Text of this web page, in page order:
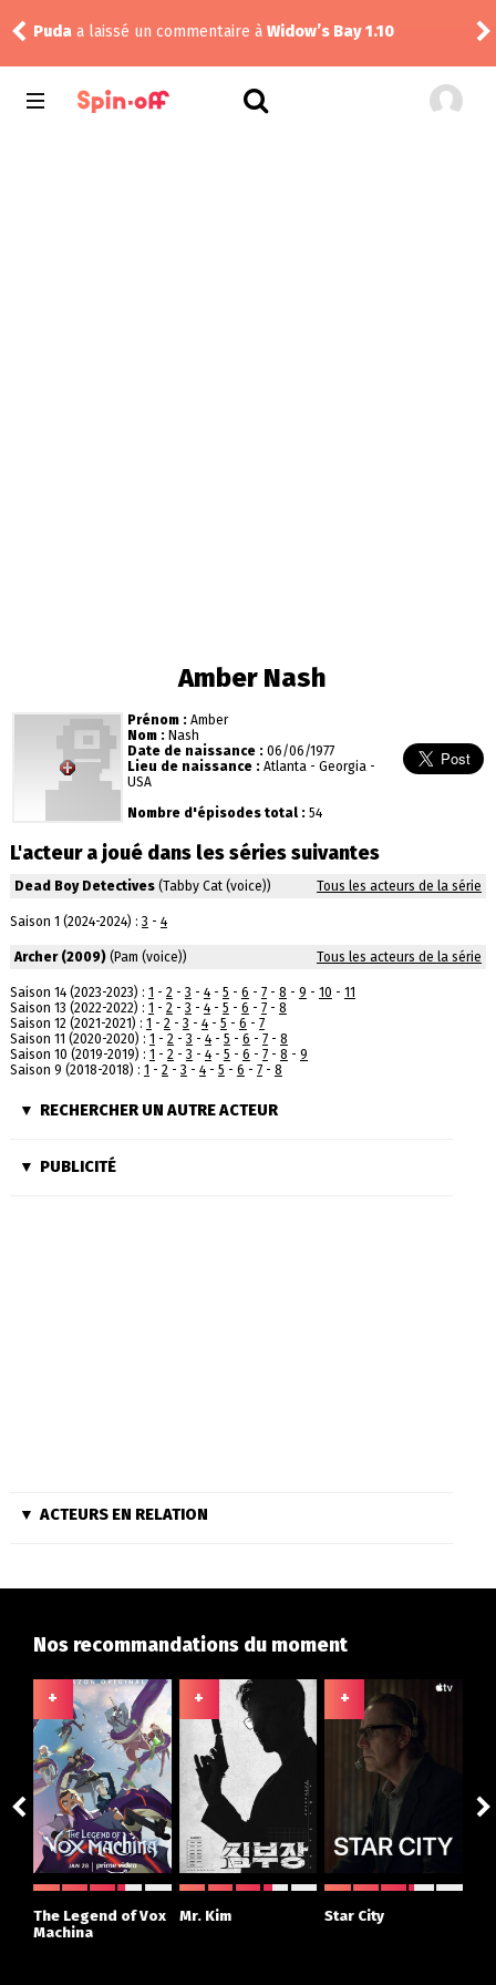
Puda a laissé un commentaire à Widow’s Bay 1.10
Amber Nash
Prénom : Amber
Nom : Nash
Date de naissance : 06/06/1977
Lieu de naissance : Atlanta - Georgia -
USA
Nombre d'épisodes total : 54
L'acteur a joué dans les séries suivantes
Dead Boy Detectives(Tabby Cat (voice)) Tous les acteurs de la série
Saison 1 (2024-2024) : 3 - 4
Archer (2009)(Pam (voice)) Tous les acteurs de la série
Saison 14 (2023-2023) : 1 - 2- 3 - 4- 5 - 6 - 7- 8 - 9 - 10 - 11
Saison 13 (2022-2022) : 1 - 2- 3 - 4- 5 - 6 - 7- 8
Saison 12 (2021-2021) : 1 - 2- 3 - 4- 5 - 6 - 7
Saison 11 (2020-2020) : 1 - 2- 3 - 4- 5 - 6 - 7- 8
Saison 10 (2019-2019) : 1 - 2- 3 - 4- 5 - 6 - 7- 8 - 9
Saison 9 (2018-2018) : 1 - 2- 3 - 4- 5 - 6 - 7- 8
RECHERCHER UN AUTRE ACTEUR
PUBLICITÉ
ACTEURS EN RELATION
Nos recommandations du moment
+
The Legend of Vox
Machina
+
Mr. Kim
+
Star City